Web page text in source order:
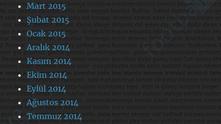
Mart 2015
Şubat 2015
Ocak 2015
Aralık 2014
Kasım 2014
Ekim 2014
Eylül 2014
Ağustos 2014
Temmuz 2014